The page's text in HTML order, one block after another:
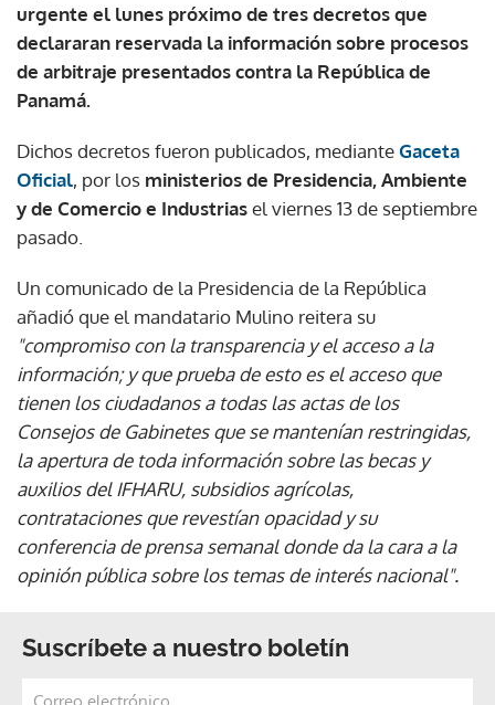
urgente el lunes próximo de tres decretos que
declararan reservada la información sobre procesos
de arbitraje presentados contra la República de
Panamá.
Dichos decretos fueron publicados, medianteGaceta
Oficial, por los ministerios de Presidencia, Ambiente
y de Comercio e Industriasel viernes 13 de septiembre
pasado.
Un comunicado de la Presidencia de la República
añadió que el mandatario Mulino reitera su
"compromiso con la transparencia y el acceso a la
información; y que prueba de esto es el acceso que
tienen los ciudadanos a todas las actas de los
Consejos de Gabinetes que se mantenían restringidas,
la apertura de toda información sobre las becas y
auxilios del IFHARU, subsidios agrícolas,
contrataciones que revestían opacidad y su
conferencia de prensa semanal donde da la cara a la
opinión pública sobre los temas de interés nacional".
Suscríbete a nuestro boletín